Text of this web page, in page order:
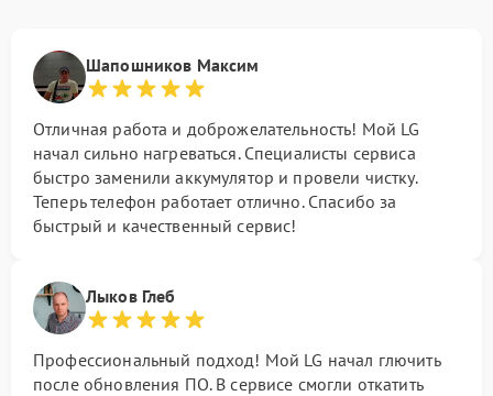
Шапошников Максим
Отличная работа и доброжелательность! Мой LG
начал сильно нагреваться. Специалисты сервиса
быстро заменили аккумулятор и провели чистку.
Теперь телефон работает отлично. Спасибо за
быстрый и качественный сервис!
Лыков Глеб
Профессиональный подход! Мой LG начал глючить
после обновления ПО. В сервисе смогли откатить